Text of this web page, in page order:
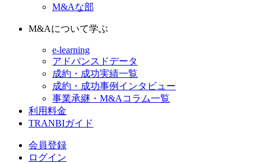
M&Aな部
M&Aについて学ぶ
e-learning
アドバンスドデータ
成約・成功実績一覧
成約・成功事例インタビュー
事業承継・M&Aコラム一覧
利用料金
TRANBIガイド
会員登録
ログイン